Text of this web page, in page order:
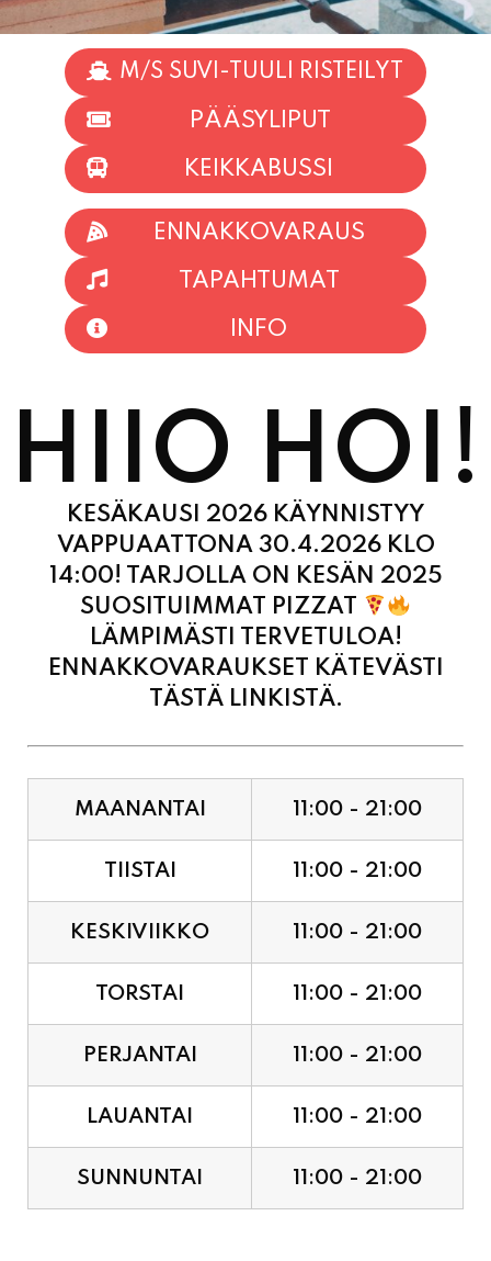
M/S SUVI-TUULI RISTEILYT
PÄÄSYLIPUT
KEIKKABUSSI
ENNAKKOVARAUS
TAPAHTUMAT
INFO
HIIO HOI!
KESÄKAUSI 2026 KÄYNNISTYY
VAPPUAATTONA 30.4.2026 KLO
14:00! TARJOLLA ON KESÄN 2025
SUOSITUIMMAT PIZZAT
LÄMPIMÄSTI TERVETULOA!
ENNAKKOVARAUKSET KÄTEVÄSTI
TÄSTÄ LINKISTÄ.
MAANANTAI 11:00 - 21:00
TIISTAI 11:00 - 21:00
KESKIVIIKKO 11:00 - 21:00
TORSTAI 11:00 - 21:00
PERJANTAI 11:00 - 21:00
LAUANTAI 11:00 - 21:00
SUNNUNTAI 11:00 - 21:00